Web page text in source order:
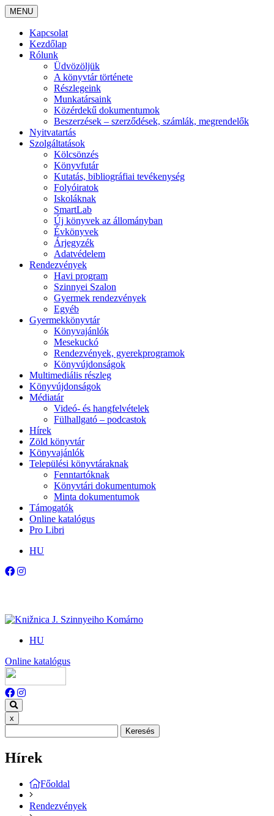
MENU
Kapcsolat
Kezdőlap
Rólunk
Üdvözöljük
A könyvtár története
Részlegeink
Munkatársaink
Közérdekű dokumentumok
Beszerzések – szerződések, számlák, megrendelők
Nyitvatartás
Szolgáltatások
Kölcsönzés
Könyvfutár
Kutatás, bibliográfiai tevékenység
Folyóiratok
Iskoláknak
SmartLab
Új könyvek az állományban
Évkönyvek
Árjegyzék
Adatvédelem
Rendezvények
Havi program
Szinnyei Szalon
Gyermek rendezvények
Egyéb
Gyermekkönyvtár
Könyvajánlók
Mesekuckó
Rendezvények, gyerekprogramok
Könyvújdonságok
Multimediális részleg
Könyvújdonságok
Médiatár
Videó- és hangfelvételek
Fülhallgató – podcastok
Hírek
Zöld könyvtár
Könyvajánlók
Települési könyvtáraknak
Fenntartóknak
Könyvtári dokumentumok
Minta dokumentumok
Támogatók
Online katalógus
Pro Libri
HU
HU
Online katalógus
x
Keresés
Hírek
Főoldal
Rendezvények